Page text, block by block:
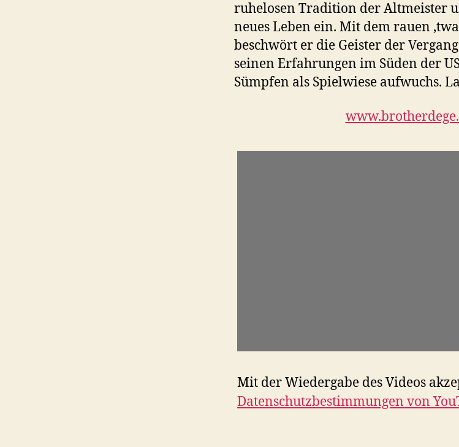
ruhelosen Tradition der Altmeister
neues Leben ein. Mit dem rauen
beschwört er die Geister der
seinen Erfahrungen im Süden der
Sümpfen als Spielwiese aufwuchs.
Mit der Wiedergabe des Videos
Datenschutzbestimmungen von